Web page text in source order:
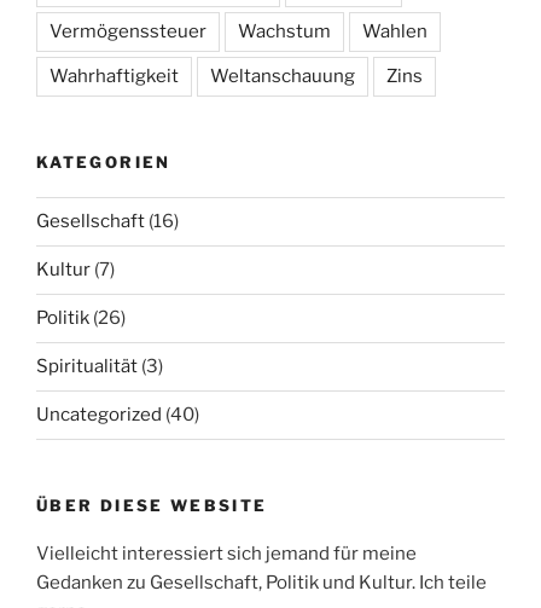
Vermögenssteuer Wachstum Wahlen
Wahrhaftigkeit Weltanschauung Zins
KATEGORIEN
Gesellschaft (16)
Kultur (7)
Politik (26)
Spiritualität (3)
Uncategorized (40)
ÜBER DIESE WEBSITE
Vielleicht interessiert sich jemand für meine
Gedanken zu Gesellschaft, Politik und Kultur. Ich teile